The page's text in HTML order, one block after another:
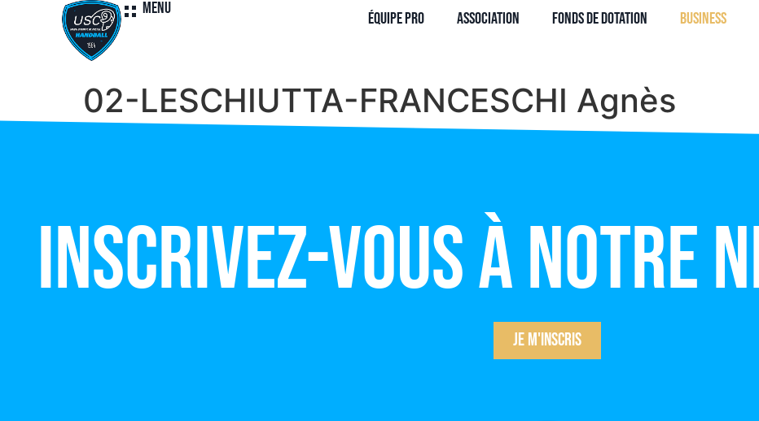
Menu
Équipe Pro Association Fonds de dotation Business
02-LESCHIUTTA-FRANCESCHI Agnès
Inscrivez-vous à notre
Je m'inscris